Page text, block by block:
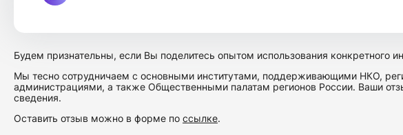
Будем признательны, если Вы поделитесь опытом использования конкретного
Мы тесно сотрудничаем с основными институтами, поддерживающими НКО,
администрациями, а также Общественными палатам регионов России. Ваши
сведения.
Оставить отзыв можно в форме по ссылке.